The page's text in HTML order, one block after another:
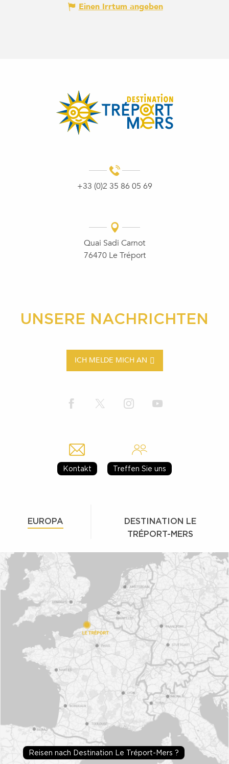
Einen Irrtum angeben
+33 (0)2 35 86 05 69
Quai Sadi Carnot
76470 Le Tréport
UNSERE NACHRICHTEN
ICH MELDE MICH AN
Kontakt Treffen Sie uns
EUROPA
DESTINATION LE
TRÉPORT-MERS
Reisen nach Destination Le Tréport-Mers ?